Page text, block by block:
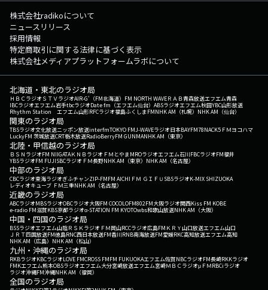
株式会社radikoについて
ニュースリリース
採用情報
特定商取引に関する法律に基づく表示
株式会社メディアプラットフォームラボについて
北海道・東北のラジオ局
ＨＢＣラジオＳＴＶラジオAIR-G'（FM北海道） FM NORTH WAVEＲＡＢ青森放送エフエム青森
IBCラジオエフエム岩手tbcラジオDate fm（エフエム仙台） ABSラジオエフエム秋田YBC山形放送
Rhythm Station エフエム山形RFCラジオ福島ふくしまFMNHK AM（札幌） NHK AM（仙台）
関東のラジオ局
TBSラジオ文化放送ニッポン放送interfmTOKYO FMJ-WAVEラジオ日本BAYFM78NACK5 ＦＭヨコハマ
LuckyFM 茨城放送CRT栃木放送RadioBerryFM GUNMANHK AM（東京）
北陸・甲信越のラジオ局
ＢＳＮラジオFM NIIGATAＫＮＢラジオ ＦＭとやまMROラジオエフエム石川FBCラジオFM福井
YBSラジオFM FUJISBCラジオ ＦＭ長野NHK AM（東京） NHK AM（名古屋）
中部のラジオ局
CBCラジオ東海ラジオぎふチャンZIP-FMFM AICHI ＦＭ ＧＩＦＵ SBSラジオK-MIX SHIZUOKA
レディオキューブ ＦＭ三重NHK AM（名古屋）
近畿のラジオ局
ABCラジオMBSラジオOBCラジオ大阪FM COCOLOFM802FM大阪ラジオ関西Kiss FM KOBE
e-radio FM滋賀KBS京都ラジオα-STATION FM KYOTOwbs和歌山放送NHK AM（大阪）
中国・四国のラジオ局
BSSラジオエフエム山陰ＲＳＫラジオ ＦＭ岡山RCCラジオ広島FM ＫＲＹ山口放送エフエム山口
ＪＲＴ四国放送FM徳島RNC西日本放送FM香川RNB南海放送FM愛媛RKC高知放送エフエム高知
NHK AM（広島） NHK AM（松山）
九州・沖縄のラジオ局
RKBラジオKBCラジオLOVE FMCROSS FMFM FUKUOKAエフエム佐賀NBCラジオFM長崎RKKラジオ
FMKエフエム熊本OBSラジオエフエム大分宮崎放送エフエム宮崎ＭＢＣラジオμＦＭRBCiラジオ
ラジオ沖縄FM沖縄NHK AM（福岡）
全国のラジオ局